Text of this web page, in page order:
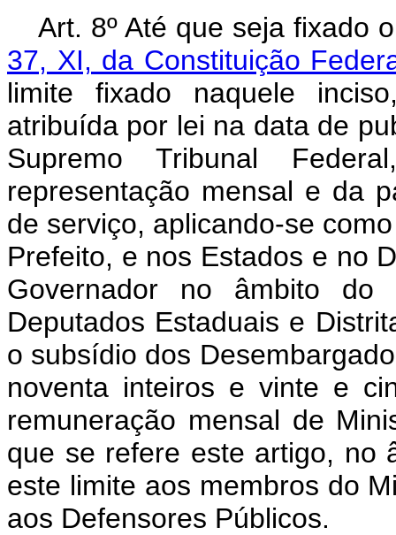
Art. 8º Até que seja fixado
37, XI, da Constituição
limite fixado naquele
atribuída por lei na data de
Supremo Tribunal
representação mensal e da
de serviço, aplicando-se
Prefeito, e nos Estados e no
Governador no âmbito
Deputados Estaduais e
o subsídio dos
noventa inteiros e vinte e
remuneração mensal de
que se refere este artigo, no
este limite aos membros do
aos Defensores Públicos.